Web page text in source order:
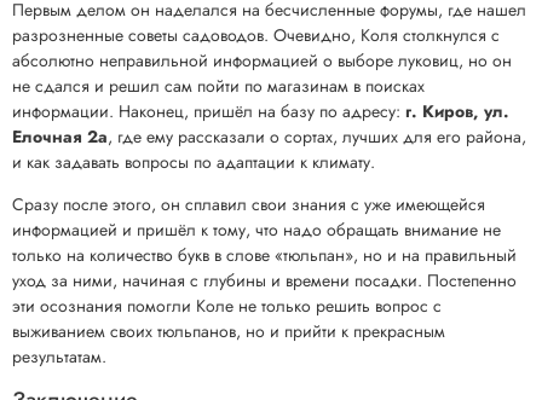
Первым делом он наделался на бесчисленные форумы, где нашел
разрозненные советы садоводов. Очевидно, Коля столкнулся с
абсолютно неправильной информацией о выборе луковиц, но он
не сдался и решил сам пойти по магазинам в поисках
информации. Наконец, пришёл на базу по адресу: г. Киров, ул.
Елочная 2а, где ему рассказали о сортах, лучших для его района,
и как задавать вопросы по адаптации к климату.
Сразу после этого, он сплавил свои знания с уже имеющейся
информацией и пришёл к тому, что надо обращать внимание не
только на количество букв в слове «тюльпан», но и на правильный
уход за ними, начиная с глубины и времени посадки. Постепенно
эти осознания помогли Коле не только решить вопрос с
выживанием своих тюльпанов, но и прийти к прекрасным
результатам.